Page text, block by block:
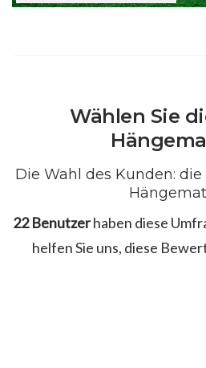
Wählen Sie
Die Wahl des Kunden:
22 Benutzerhaben diese
helfen Sie uns, diese